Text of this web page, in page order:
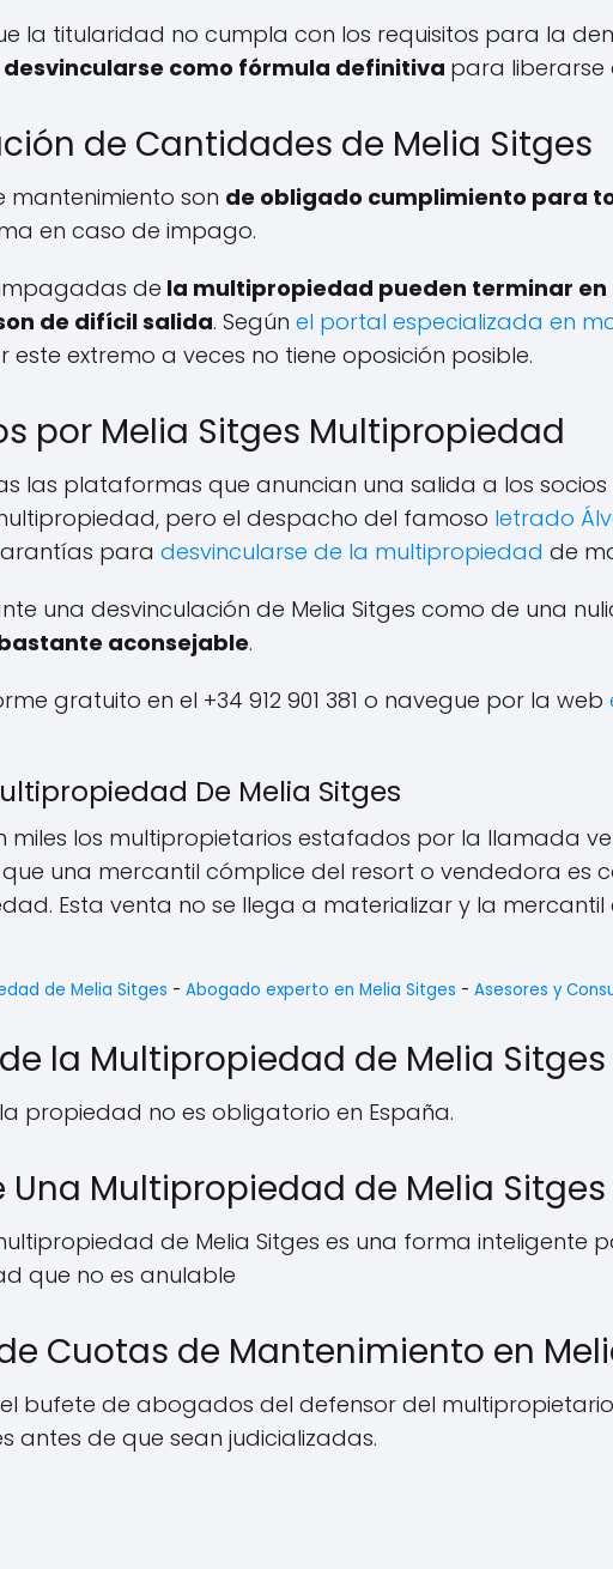
la titularidad no cumpla con los requisitos para la
como fórmula definitiva para liberarse
de Cantidades de Melia Sitges
mantenimiento son de obligado cumplimiento para
en caso de impago.
de la multipropiedad pueden terminar en
de difícil salida. Según el portal especializada en
este extremo a veces no tiene oposición posible.
por Melia Sitges Multipropiedad
las plataformas que anuncian una salida a los
pero el despacho del famoso letrado
para desvincularse de la multipropiedad de
una desvinculación de Melia Sitges como de una
aconsejable.
gratuito en el +34 912 901 381 o navegue por la web
De Melia Sitges
miles los multipropietarios estafados por la llamada
una mercantil cómplice del resort o vendedora
Esta venta no se llega a materializar y la
de Melia Sitges - Abogado experto en Melia Sitges - Asesores y
la Multipropiedad de Melia Sitges
propiedad no es obligatorio en España.
Una Multipropiedad de Melia Sitges
de Melia Sitges es una forma inteligente
que no es anulable
Cuotas de Mantenimiento en
bufete de abogados del defensor del
antes de que sean judicializadas.